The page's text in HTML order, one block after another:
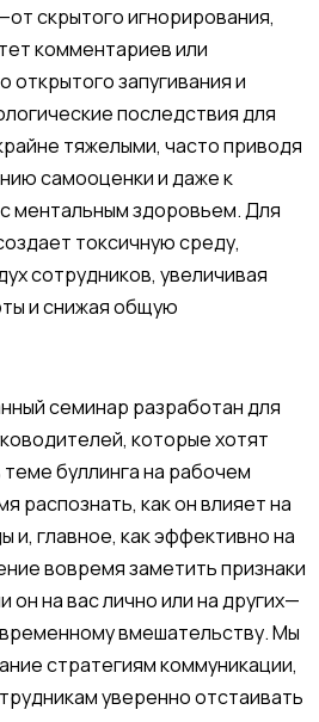
скрытого игнорирования,
комментариев или
открытого запугивания и
последствия для
тяжелыми, часто приводя
самооценки и даже к
ментальным здоровьем. Для
токсичную среду,
сотрудников, увеличивая
и снижая общую
семинар разработан для
которые хотят
буллинга на рабочем
распознать, как он влияет на
и, главное, как эффективно на
вовремя заметить признаки
он на вас лично или на других—
вмешательству. Мы
стратегиям коммуникации,
уверенно отстаивать